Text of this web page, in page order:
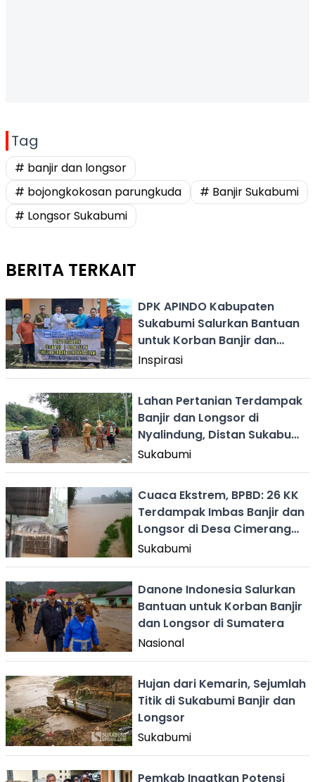
Tag
# banjir dan longsor
# bojongkokosan parungkuda
# Banjir Sukabumi
# Longsor Sukabumi
BERITA TERKAIT
DPK APINDO Kabupaten
Sukabumi Salurkan Bantuan
untuk Korban Banjir dan
Longsor
Inspirasi
Lahan Pertanian Terdampak
Banjir dan Longsor di
Nyalindung, Distan Sukabumi
Ajukan Rehabilitasi
Sukabumi
Cuaca Ekstrem, BPBD: 26 KK
Terdampak Imbas Banjir dan
Longsor di Desa Cimerang
Sukabumi
Sukabumi
Danone Indonesia Salurkan
Bantuan untuk Korban Banjir
dan Longsor di Sumatera
Nasional
Hujan dari Kemarin, Sejumlah
Titik di Sukabumi Banjir dan
Longsor
Sukabumi
Pemkab Ingatkan Potensi